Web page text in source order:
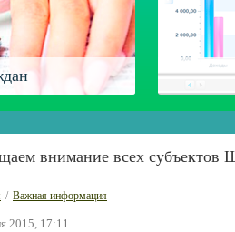
внимание всех субъектов
/ Важная информация
2015, 17:11